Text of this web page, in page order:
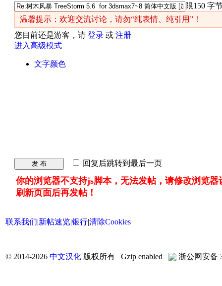
限150 字
温馨提示：欢迎交流讨论，请勿“纯表情、纯引用”！
您目前还是游客，请 登录 或 注册
进入高级模式
文字颜色
发 布 回复后跳转到最后一页
你的浏览器不支持js脚本，无法发帖，请修改浏览器
刷新页面后再发帖！
联系我们|新帖速览|银行|清除Cookies
© 2014-2026 中文汉化 版权所有 Gzip enabled 浙公网安备